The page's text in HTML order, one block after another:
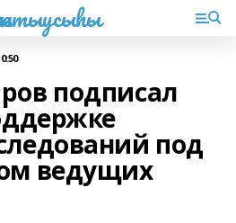
подписал
под
ведущих